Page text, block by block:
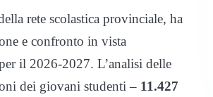
rete scolastica provinciale, ha
e confronto in vista
il 2026-2027. L’analisi delle
dei giovani studenti – 11.427